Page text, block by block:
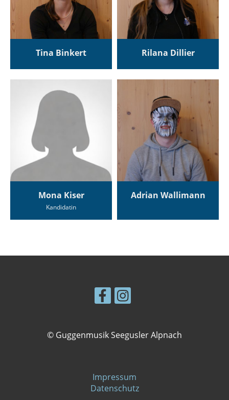
Tina Binkert Rilana Dillier
Mona Kiser
Kandidatin
Adrian Wallimann
© Guggenmusik Seegusler Alpnach
Impressum
Datenschutz